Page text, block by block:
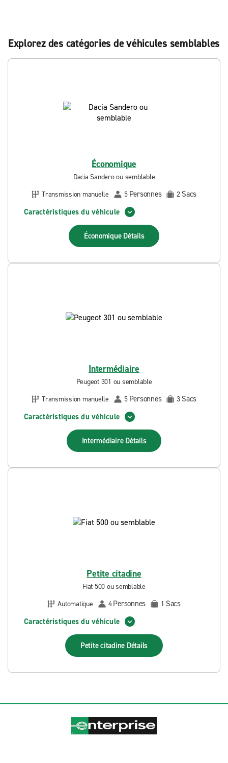
Explorez des catégories de véhicules semblables
Économique
Dacia Sandero ou semblable
Transmission manuelle
5 Personnes 2 Sacs
Caractéristiques du véhicule
Économique Détails
Intermédiaire
Peugeot 301 ou semblable
Transmission manuelle
5 Personnes 3 Sacs
Caractéristiques du véhicule
Intermédiaire Détails
Petite citadine
Fiat 500 ou semblable
Automatique
4Personnes 1 Sacs
Caractéristiques du véhicule
Petite citadine Détails